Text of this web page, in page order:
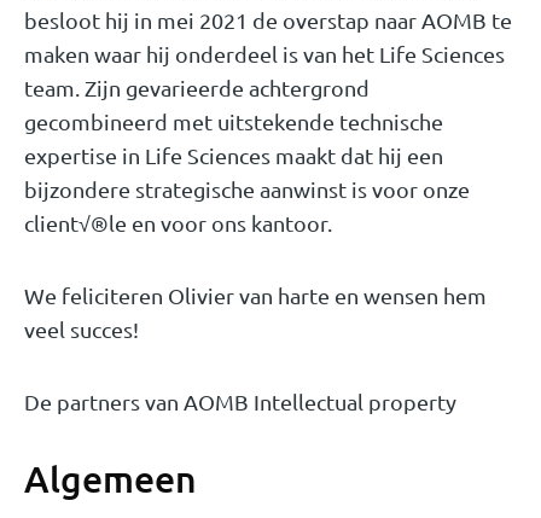
besloot hij in mei 2021 de overstap naar AOMB te
maken waar hij onderdeel is van het Life Sciences
team. Zijn gevarieerde achtergrond
gecombineerd met uitstekende technische
expertise in Life Sciences maakt dat hij een
bijzondere strategische aanwinst is voor onze
client√®le en voor ons kantoor.
We feliciteren Olivier van harte en wensen hem
veel succes!
De partners van AOMB Intellectual property
Algemeen